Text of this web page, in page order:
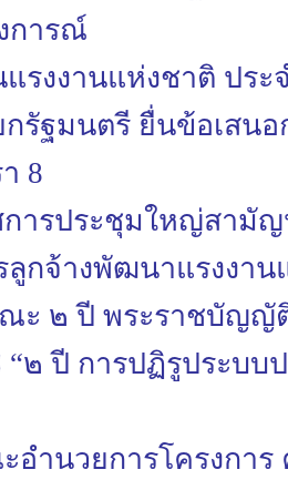
การณ์
รงงานแห่งชาติ ประ
รัฐมนตรี ยื่นข้อเสนอ
8
ารประชุมใหญ่สามัญ
ลูกจ้างพัฒนาแรงงาน
ณะ ๒ ปี พระราชบัญ
๒ ปี การปฏิรูประบบ
อำนวยการโครงการ